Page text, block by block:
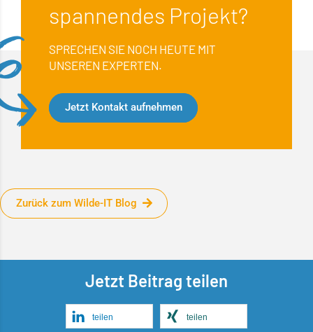
spannendes Projekt?
SPRECHEN SIE NOCH HEUTE MIT
UNSEREN EXPERTEN.
Jetzt Kontakt aufnehmen
Zurück zum Wilde-IT Blog
Jetzt Beitrag teilen
teilen teilen